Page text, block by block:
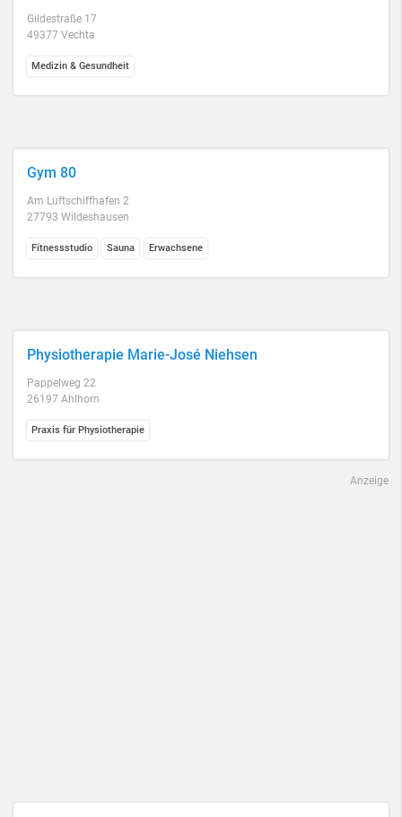
Gildestraße 17
49377 Vechta
Medizin & Gesundheit
Gym 80
Am Luftschiffhafen 2
27793 Wildeshausen
Fitnessstudio Sauna Erwachsene
Physiotherapie Marie-José Niehsen
Pappelweg 22
26197 Ahlhorn
Praxis für Physiotherapie
Anzeige